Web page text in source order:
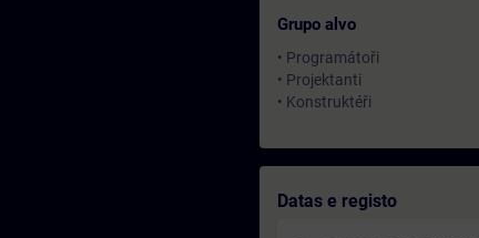
Grupo alvo
• Programátoři
• Projektanti
• Konstruktéři
Datas e registo